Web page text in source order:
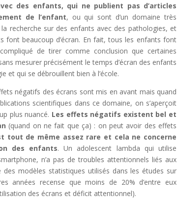
des enfants, qui ne publient pas d’articles
de l’enfant, ou qui sont d’un domaine très
recherche sur des enfants avec des pathologies, et
font beaucoup d’écran. En fait, tous les enfants font
de tirer comme conclusion que certaines
mesurer précisément le temps d’écran des enfants
et qui se débrouillent bien à l’école.
négatifs des écrans sont mis en avant mais quand
scientifiques dans ce domaine, on s’aperçoit
plus nuancé. Les effets négatifs existent bel et
(quand on ne fait que ça) : on peut avoir des effets
tout de même assez rare et cela ne concerne
des enfants. Un adolescent lambda qui utilise
n’a pas de troubles attentionnels liés aux
des modèles statistiques utilisés dans les études sur
années recense que moins de 20% d’entre eux
des écrans et déficit attentionnel).